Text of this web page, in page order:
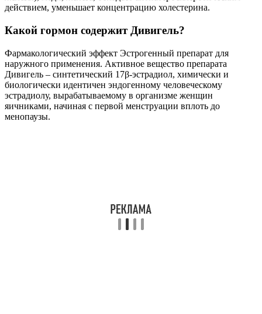
действием, уменьшает концентрацию холестерина.
Какой гормон содержит Дивигель?
Фармакологический эффект Эстрогенный препарат для
наружного применения. Активное вещество препарата
Дивигель – синтетический 17β-эстрадиол, химически и
биологически идентичен эндогенному человеческому
эстрадиолу, вырабатываемому в организме женщин
яичниками, начиная с первой менструации вплоть до
менопаузы.